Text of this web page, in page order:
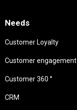
Needs
Customer Loyalty
Customer engagement
Customer 360 °
CRM